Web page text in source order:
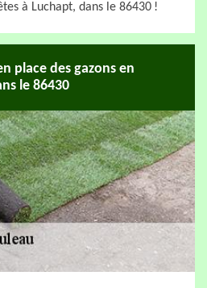
à Luchapt, dans le 86430 !
place des gazons en
le 86430